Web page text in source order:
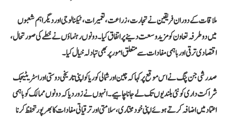
ملاقات کے دوران فریقین نے تجارت، زراعت، تعمیرات، ٹیکنالوجی اور دیگر اہم شعبوں
میں دوطرفہ تعاون کو مزید وسعت دینے پر اتفاق کیا۔ دونوں رہنماؤں نے خطے کی صورتحال،
اقتصادی ترقی اور باہمی مفادات سے متعلق امور پر بھی تبادلہ خیال کیا۔
صدر شی جن پنگ نے اس موقع پر کہا کہ چین اور شمالی کوریا کو اپنی تاریخی دوستی اور اسٹریٹیجک
شراکت داری کو نئی بلندیوں تک لے جانا چاہیے۔ انہوں نے زور دیا کہ دونوں ممالک کو باہمی
اعتماد میں اضافہ کرتے ہوئے اپنی خودمختاری، سلامتی اور ترقیاتی مفادات کا بھرپور تحفظ کرنا